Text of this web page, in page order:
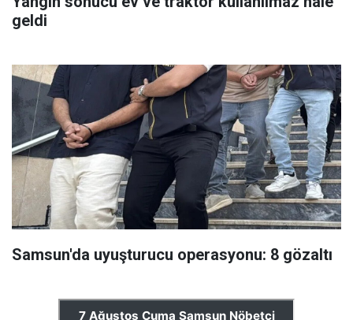
geldi
Samsun'da uyuşturucu operasyonu: 8 gözaltı